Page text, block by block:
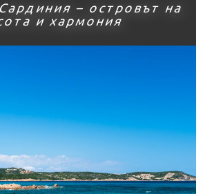
– островът на
и хармония